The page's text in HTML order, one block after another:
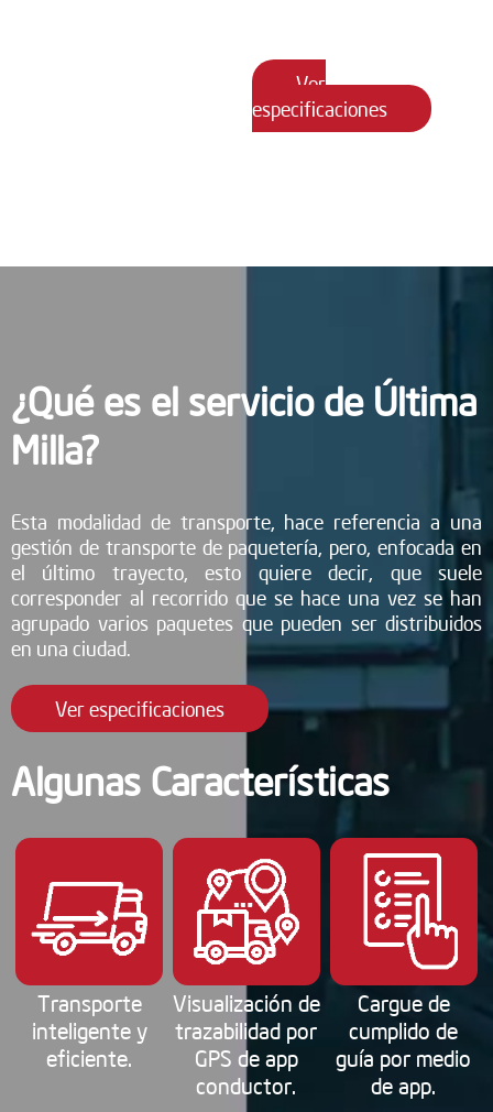
Ver
especificaciones
¿Qué es el servicio de Última
Milla?
Esta modalidad de transporte, hace referencia a una
gestión de transporte de paquetería, pero, enfocada en
el último trayecto, esto quiere decir, que suele
corresponder al recorrido que se hace una vez se han
agrupado varios paquetes que pueden ser distribuidos
en una ciudad.
Ver especificaciones
Algunas Características
Transporte
inteligente y
eficiente.
Visualización de
trazabilidad por
GPS de app
conductor.
Cargue de
cumplido de
guía por medio
de app.